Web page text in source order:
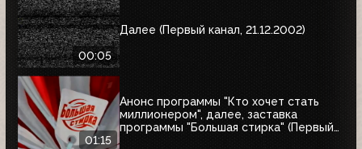
00:05
Далее (Первый канал, 21.12.2002)
01:15
Анонс программы "Кто хочет стать
миллионером", далее, заставка
программы "Большая стирка" (Первый